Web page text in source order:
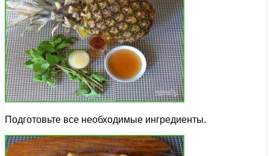
Подготовьте все необходимые ингредиенты.